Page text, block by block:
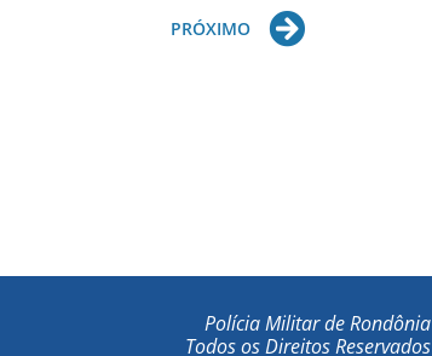
PRÓXIMO Next
Polícia Militar de Rondônia
Todos os Direitos Reservados